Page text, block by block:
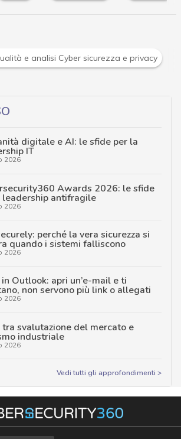
le ultime news in tempo reale e gli
digitale e AI: le sfide per la
IT
2026
Awards 2026: le sfide
antifragile
2026
perché la vera sicurezza si
quando i sistemi falliscono
2026
Outlook: apri un’e-mail e ti
non servono più link o allegati
2026
tra svalutazione del mercato e
industriale
2026
Vedi tutti gli approfondimenti >